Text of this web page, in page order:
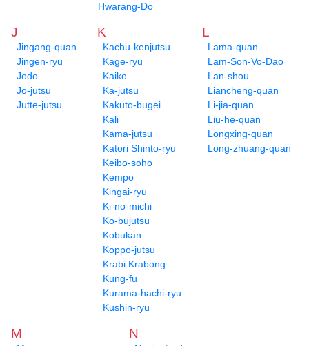
Hwarang-Do
J
Jingang-quan
Jingen-ryu
Jodo
Jo-jutsu
Jutte-jutsu
K
Kachu-kenjutsu
Kage-ryu
Kaiko
Ka-jutsu
Kakuto-bugei
Kali
Kama-jutsu
Katori Shinto-ryu
Keibo-soho
Kempo
Kingai-ryu
Ki-no-michi
Ko-bujutsu
Kobukan
Koppo-jutsu
Krabi Krabong
Kung-fu
Kurama-hachi-ryu
Kushin-ryu
L
Lama-quan
Lam-Son-Vo-Dao
Lan-shou
Liancheng-quan
Li-jia-quan
Liu-he-quan
Longxing-quan
Long-zhuang-quan
M N